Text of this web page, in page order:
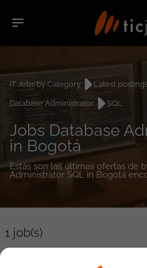
IT Jobs by Category Latest
Database Administrator
SQL
Jobs Database
in Bogotá
Estás son las últimas ofertas de
Administrator SQL in Bogotá
1 job(s)